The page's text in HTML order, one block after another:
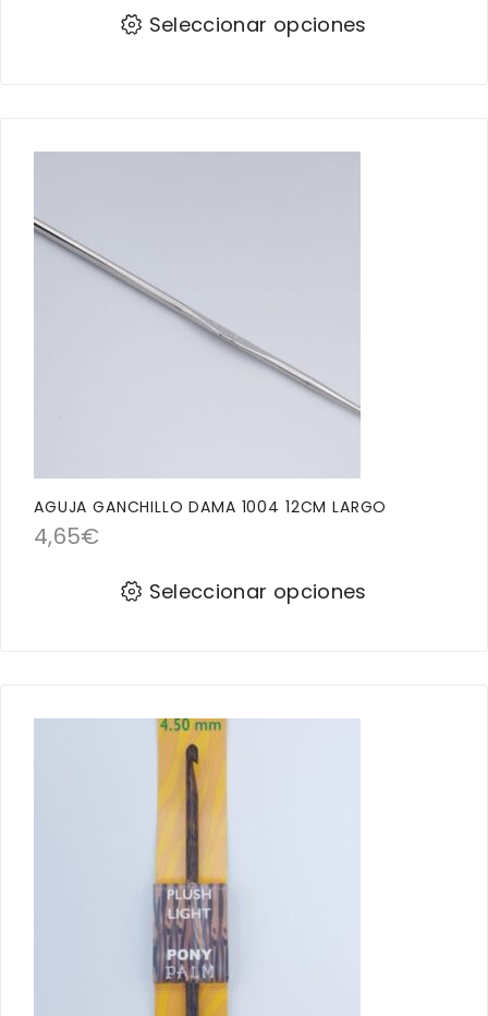
Seleccionar opciones
AGUJA GANCHILLO DAMA 1004 12CM LARGO
4,65€
Seleccionar opciones